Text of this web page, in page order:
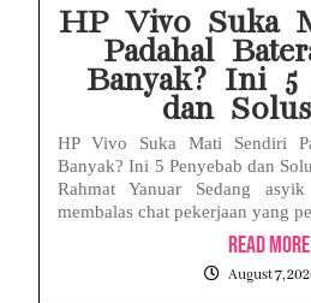
HP Vivo Suka
Padahal
Banyak? Ini 5
dan
HP Vivo Suka Mati Sendiri
Banyak? Ini 5 Penyebab dan
Rahmat Yanuar Sedang
membalas chat pekerjaan yang
Read More
August 7,